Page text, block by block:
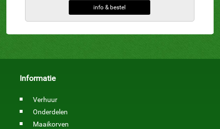
info & bestel
Informatie
Verhuur
Onderdelen
Maaikorven